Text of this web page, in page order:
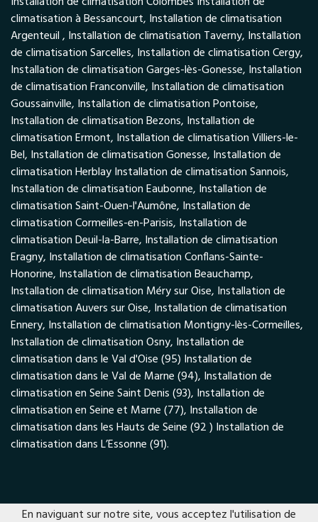
climatisation à Bessancourt, Installation de climatisation
Argenteuil , Installation de climatisation Taverny, Installation
de climatisation Sarcelles, Installation de climatisation Cergy,
Installation de climatisation Garges-lès-Gonesse, Installation
de climatisation Franconville, Installation de climatisation
Goussainville, Installation de climatisation Pontoise,
Installation de climatisation Bezons, Installation de
climatisation Ermont, Installation de climatisation Villiers-le-
Bel, Installation de climatisation Gonesse, Installation de
climatisation Herblay Installation de climatisation Sannois,
Installation de climatisation Eaubonne, Installation de
climatisation Saint-Ouen-l'Aumône, Installation de
climatisation Cormeilles-en-Parisis, Installation de
climatisation Deuil-la-Barre, Installation de climatisation
Eragny, Installation de climatisation Conflans-Sainte-
Honorine, Installation de climatisation Beauchamp,
Installation de climatisation Méry sur Oise, Installation de
climatisation Auvers sur Oise, Installation de climatisation
Ennery, Installation de climatisation Montigny-lès-Cormeilles,
Installation de climatisation Osny, Installation de
climatisation dans le Val d'Oise (95) Installation de
climatisation dans le Val de Marne (94), Installation de
climatisation en Seine Saint Denis (93), Installation de
climatisation en Seine et Marne (77), Installation de
climatisation dans les Hauts de Seine (92 ) Installation de
climatisation dans L’Essonne (91).
En naviguant sur notre site, vous acceptez l'utilisation de